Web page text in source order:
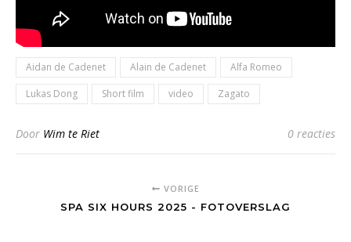
Aidan de Cadenet Alain de Cadenet
Alfa Romeo
Lukas Dong
Short film video Zagato
Door Wim te Riet 0 reacties
VORIGE
SPA SIX HOURS 2025 - FOTOVERSLAG